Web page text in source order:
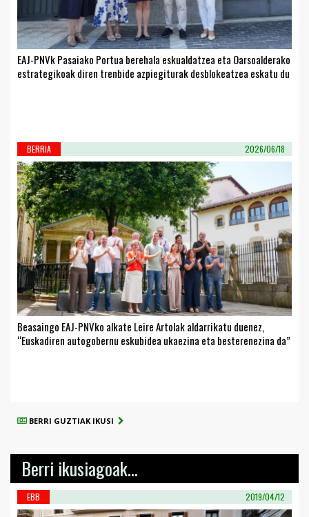
EAJ-PNVk Pasaiako Portua berehala eskualdatzea eta Oarsoalderako
estrategikoak diren trenbide azpiegiturak desblokeatzea eskatu du
BERRIA 2026/06/18
Beasaingo EAJ-PNVko alkate Leire Artolak aldarrikatu duenez,
“Euskadiren autogobernu eskubidea ukaezina eta besterenezina da”
BERRI GUZTIAK IKUSI
Berri ikusiagoak...
EBB 2019/04/12